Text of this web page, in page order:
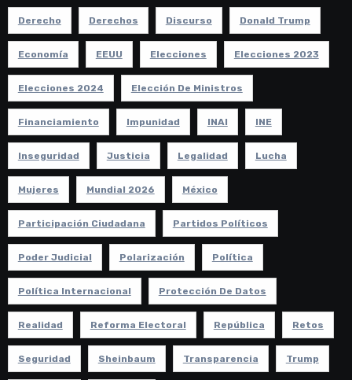
Derecho Derechos Discurso Donald Trump
Economía EEUU Elecciones Elecciones 2023
Elecciones 2024 Elección De Ministros
Financiamiento Impunidad INAI INE
Inseguridad Justicia Legalidad Lucha
Mujeres Mundial 2026 México
Participación Ciudadana Partidos Políticos
Poder Judicial Polarización Política
Política Internacional Protección De Datos
Realidad Reforma Electoral República Retos
Seguridad Sheinbaum Transparencia Trump